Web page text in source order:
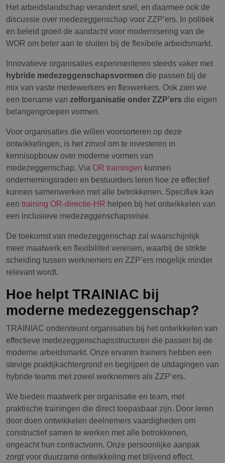
Het arbeidslandschap verandert snel, en daarmee ook de
discussie over medezeggenschap voor ZZP’ers. In politiek
en beleid groeit de aandacht voor modernisering van de
WOR om beter aan te sluiten bij de flexibele arbeidsmarkt.
Innovatieve organisaties experimenteren steeds vaker met
hybride medezeggenschapsvormen die passen bij de
mix van vaste medewerkers en flexwerkers. Ook zien we
een toename van zelforganisatie onder ZZP’ers die eigen
belangengroepen vormen.
Voor organisaties die willen voorsorteren op deze
ontwikkelingen, is het zinvol om te investeren in
kennisopbouw over moderne vormen van
medezeggenschap. Via OR trainingen kunnen
ondernemingsraden en bestuurders leren hoe ze effectief
kunnen samenwerken met alle betrokkenen. Specifiek kan
een training OR-directie-HR helpen bij het ontwikkelen van
een inclusieve medezeggenschapsvisie.
De toekomst van medezeggenschap zal waarschijnlijk
meer maatwerk en flexibiliteit vereisen, waarbij de strikte
scheiding tussen werknemers en ZZP’ers mogelijk minder
relevant wordt.
Hoe helpt TRAINIAC bij
moderne medezeggenschap?
TRAINIAC ondersteunt organisaties bij het ontwikkelen van
effectieve medezeggenschapsstructuren die passen bij de
moderne arbeidsmarkt. Onze ervaren trainers hebben een
stevige praktijkachtergrond en begrijpen de uitdagingen van
hybride teams met zowel werknemers als ZZP’ers.
We bieden maatwerk per organisatie en team, met
praktische trainingen die direct toepasbaar zijn. Door leren
door doen ontwikkelen deelnemers vaardigheden om
constructief samen te werken met alle betrokkenen,
ongeacht hun contractvorm. Onze persoonlijke aanpak
zorgt voor duurzame ontwikkeling met blijvend effect.